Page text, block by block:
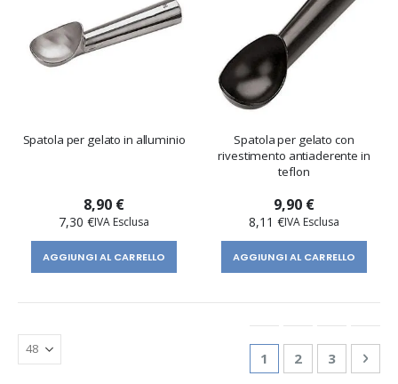
Spatola per gelato in alluminio
8,90 €
7,30 €
AGGIUNGI AL CARRELLO
Spatola per gelato con
rivestimento antiaderente in
teflon
9,90 €
8,11 €
AGGIUNGI AL CARRELLO
Attualmente stai
1 Pagina
2 Pagina
3